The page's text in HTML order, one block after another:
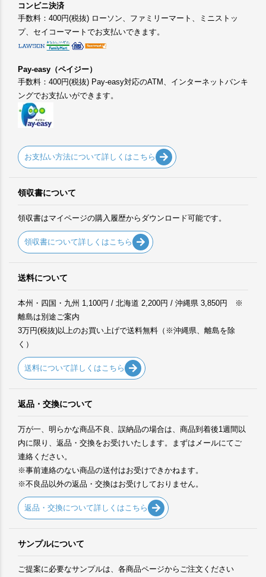
コンビニ決済
手数料：400円(税抜) ローソン、ファミリーマート、ミニストッ
プ、セイコーマートでお支払いできます。
Pay-easy（ペイジー）
手数料：400円(税抜) Pay-easy対応のATM、インターネットバンキ
ングでお支払いができます。
お支払い方法について詳しくはこちら
領収書について
領収書はマイページの購入履歴からダウンロード可能です。
領収書について詳しくはこちら
送料について
本州・四国・九州 1,100円 / 北海道 2,200円 / 沖縄県 3,850円 ※
離島は別途ご案内
3万円(税抜)以上のお買い上げで送料無料（※沖縄県、離島を除
く）
送料について詳しくはこちら
返品・交換について
万が一、明らかな商品不良、誤納品の場合は、商品到着後1週間以
内に限り、返品・交換をお受けいたします。まずはメールにてご
連絡ください。
※事前連絡のない商品の送付はお受けできかねます。
※不良品以外の返品・交換はお受けしておりません。
返品・交換について詳しくはこちら
サンプルについて
ご提案に必要なサンプルは、各商品ページからご注文ください